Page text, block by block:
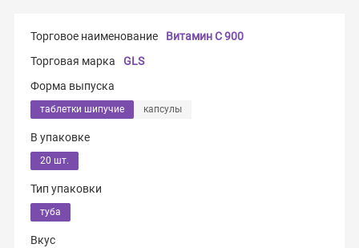
Торговое наименование
Витамин C 900
Торговая марка
GLS
Форма выпуска
таблетки шипучие капсулы
В упаковке
20 шт.
Тип упаковки
туба
Вкус